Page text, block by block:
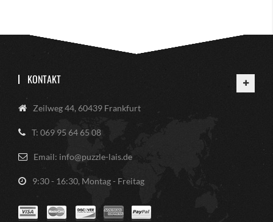
KONTAKT
Zeilweg 44, 60439 Frankfurt
T: 069 95 64 65 08
Email: info@puzzle-lais.de
9:30 - 16:30, Montag - Freitag